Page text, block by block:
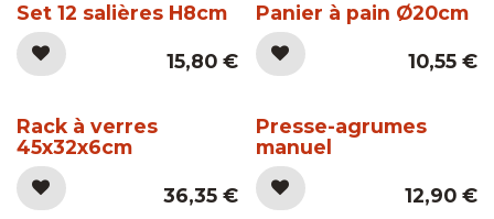
Set 12 salières H8cm
15,80€
Panier à pain Ø20cm
10,55€
Rack à verres
45x32x6cm
36,35€
Presse-agrumes
manuel
12,90€